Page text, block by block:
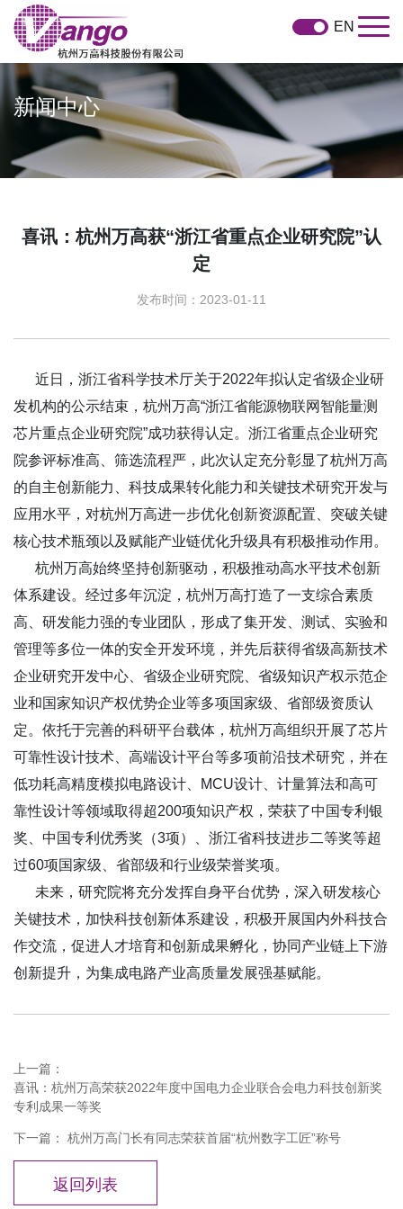
EN
新闻中心
喜讯：杭州万高获“浙江省重点企业研究院”认
定
发布时间：2023-01-11
近日，浙江省科学技术厅关于2022年拟认定省级企业研
发机构的公示结束，杭州万高“浙江省能源物联网智能量测
芯片重点企业研究院”成功获得认定。浙江省重点企业研究
院参评标准高、筛选流程严，此次认定充分彰显了杭州万高
的自主创新能力、科技成果转化能力和关键技术研究开发与
应用水平，对杭州万高进一步优化创新资源配置、突破关键
核心技术瓶颈以及赋能产业链优化升级具有积极推动作用。
杭州万高始终坚持创新驱动，积极推动高水平技术创新
体系建设。经过多年沉淀，杭州万高打造了一支综合素质
高、研发能力强的专业团队，形成了集开发、测试、实验和
管理等多位一体的安全开发环境，并先后获得省级高新技术
企业研究开发中心、省级企业研究院、省级知识产权示范企
业和国家知识产权优势企业等多项国家级、省部级资质认
定。依托于完善的科研平台载体，杭州万高组织开展了芯片
可靠性设计技术、高端设计平台等多项前沿技术研究，并在
低功耗高精度模拟电路设计、MCU设计、计量算法和高可
靠性设计等领域取得超200项知识产权，荣获了中国专利银
奖、中国专利优秀奖（3项）、浙江省科技进步二等奖等超
过60项国家级、省部级和行业级荣誉奖项。
未来，研究院将充分发挥自身平台优势，深入研发核心
关键技术，加快科技创新体系建设，积极开展国内外科技合
作交流，促进人才培育和创新成果孵化，协同产业链上下游
创新提升，为集成电路产业高质量发展强基赋能。
上一篇：
喜讯：杭州万高荣获2022年度中国电力企业联合会电力科技创新奖
专利成果一等奖
下一篇： 杭州万高门长有同志荣获首届“杭州数字工匠”称号